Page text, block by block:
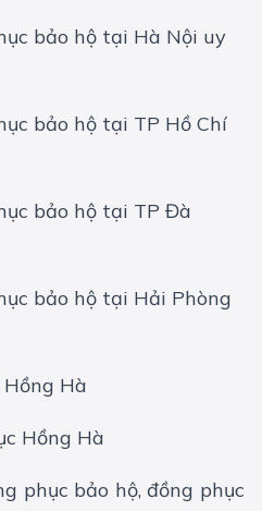
bảo hộ tại Hà Nội uy
bảo hộ tại TP Hồ Chí
bảo hộ tại TP Đà
bảo hộ tại Hải Phòng
Hà
phục bảo hộ, đồng phục